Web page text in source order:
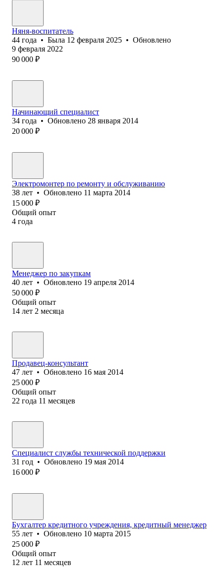
Няня-воспитатель
44 года • Была 12 февраля 2025 • Обновлено
9 февраля 2022
90 000 ₽
Начинающий специалист
34 года • Обновлено 28 января 2014
20 000 ₽
Электромонтер по ремонту и обслуживанию
38 лет • Обновлено 11 марта 2014
15 000 ₽
Общий опыт
4 года
Менеджер по закупкам
40 лет • Обновлено 19 апреля 2014
50 000 ₽
Общий опыт
14 лет 2 месяца
Продавец-консультант
47 лет • Обновлено 16 мая 2014
25 000 ₽
Общий опыт
22 года 11 месяцев
Специалист службы технической поддержки
31 год • Обновлено 19 мая 2014
16 000 ₽
Бухгалтер кредитного учреждения, кредитный менеджер
55 лет • Обновлено 10 марта 2015
25 000 ₽
Общий опыт
12 лет 11 месяцев